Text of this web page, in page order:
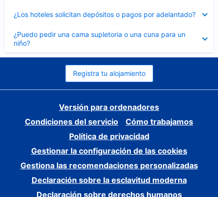
¿Los hoteles solicitan depósitos o pagos por adelantado?
cerrado
¿Puedo pedir una cama supletoria o una cuna para un
niño?
cerrado
Registra tu alojamiento
Versión para ordenadores
Condiciones del servicio
Cómo trabajamos
Política de privacidad
Gestionar la configuración de las cookies
Gestiona las recomendaciones personalizadas
Declaración sobre la esclavitud moderna
Declaración sobre derechos humanos